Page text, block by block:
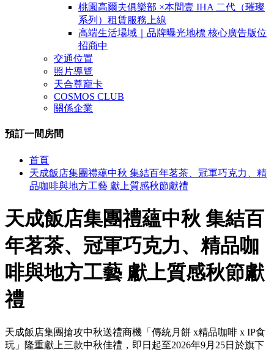
桃園高爾夫俱樂部 ×本間壹 IHA 二代（璀璨
系列）租賃服務上線
高端生活場域｜品牌曝光地標 核心廣告版位
招商中
交通位置
照片導覽
天合尊寵卡
COSMOS CLUB
關係企業
預訂一間房間
首頁
天成飯店集團禮蘊中秋 集結百年茗茶、冠軍巧克力、精
品咖啡與地方工藝 獻上質感秋節獻禮
天成飯店集團禮蘊中秋 集結百
年茗茶、冠軍巧克力、精品咖
啡與地方工藝 獻上質感秋節獻
禮
天成飯店集團搶攻中秋送禮商機「傳統月餅 x精品咖啡 x IP食
玩」隆重獻上三款中秋佳禮，即日起至2026年9月25日於旗下